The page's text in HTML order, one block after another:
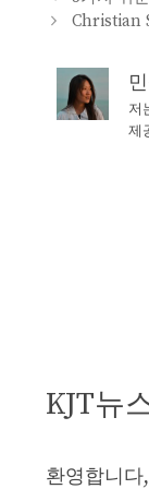
Christian
저
제
KJT뉴
환영합니